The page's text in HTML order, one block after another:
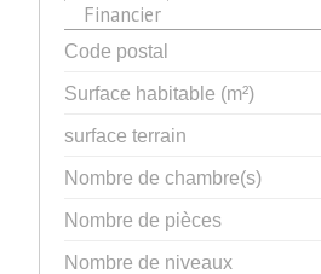
Financier
Code postal
Surface habitable (m²)
surface terrain
Nombre de chambre(s)
Nombre de pièces
Nombre de niveaux